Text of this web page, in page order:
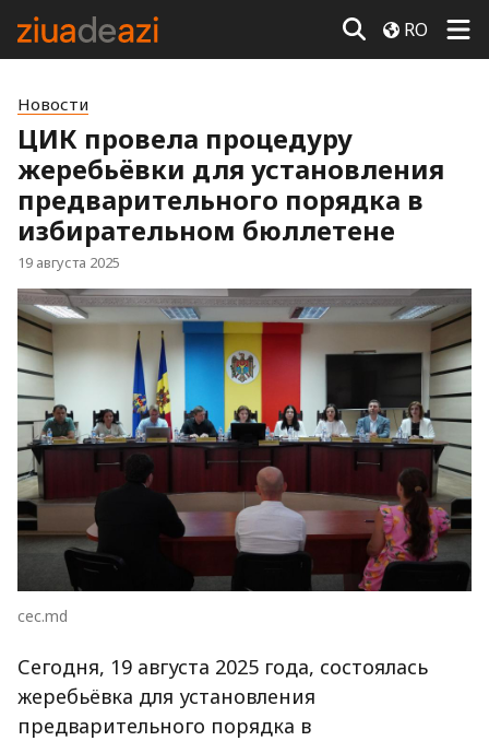
RO
Новости
ЦИК провела процедуру
жеребьёвки для установления
предварительного порядка в
избирательном бюллетене
19 августа 2025
cec.md
Сегодня, 19 августа 2025 года, состоялась
жеребьёвка для установления
предварительного порядка в